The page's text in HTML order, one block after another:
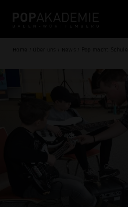
Home / Über uns / News / Pop macht Schule